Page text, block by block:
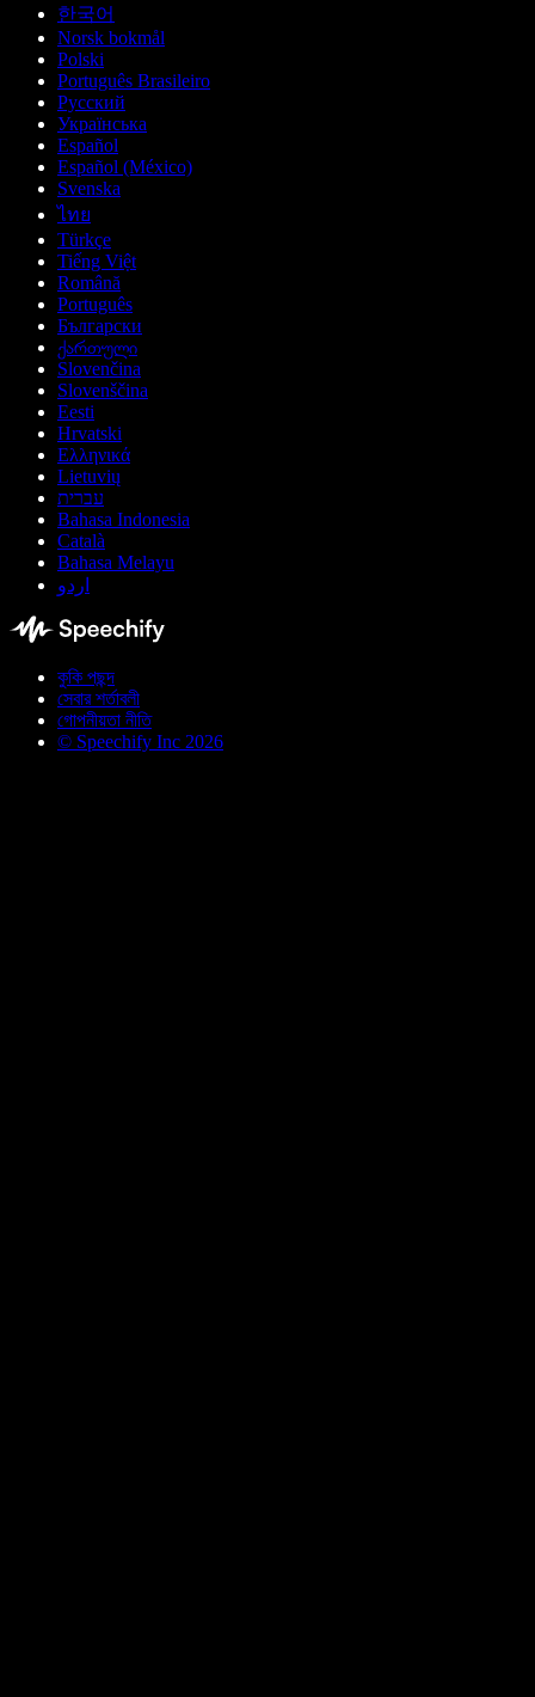
한국어
Norsk bokmål
Polski
Português Brasileiro
Русский
Українська
Español
Español (México)
Svenska
ไทย
Türkçe
Tiếng Việt
Română
Português
Български
ქართული
Slovenčina
Slovenščina
Eesti
Hrvatski
Ελληνικά
Lietuvių
עברית
Bahasa Indonesia
Català
Bahasa Melayu
اردو
কুকি পছন্দ
সেবার শর্তাবলী
গোপনীয়তা নীতি
© Speechify Inc 2026